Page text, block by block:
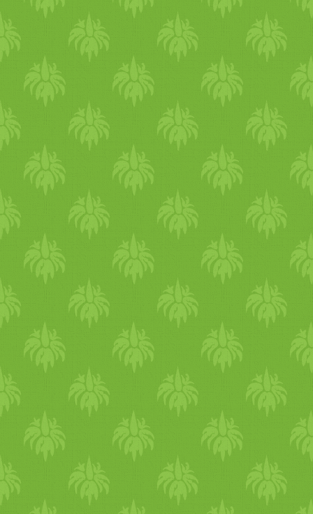
10 kg Ár/­kg: 1100 Ft Itt
Bor isVegaKözepesen
Yarrah. Tartalma z D3-
vonnak ki, a gyapjú
erőszakos folyamat (videó
az állatkísérletekről
vitamin
t tartalma z, és némi
szeretnek, de hogy jó-e
Gabona , növényi fehérje
olajok és zsírok, ásványok,
Nyersanyagok:Kukorica
kukorica(kb. 19%),árpa
9%),ásványi anyagok